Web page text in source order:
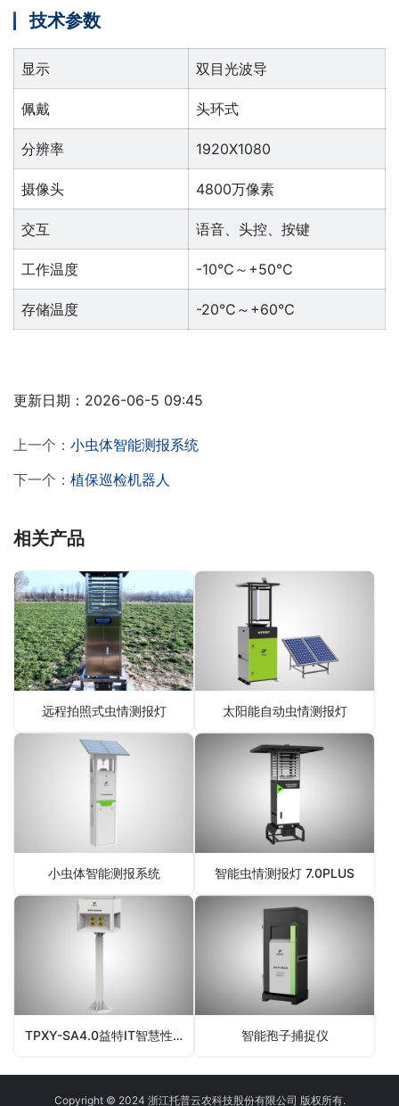
技术参数
显示 双目光波导
佩戴 头环式
分辨率 1920X1080
摄像头 4800万像素
交互 语音、头控、按键
工作温度 -10℃～+50℃
存储温度 -20℃～+60℃
更新日期：2026-06-5 09:45
上一个： 小虫体智能测报系统
下一个： 植保巡检机器人
相关产品
远程拍照式虫情测报灯 太阳能自动虫情测报灯
小虫体智能测报系统 智能虫情测报灯 7.0PLUS
TPXY-SA4.0益特IT智慧性诱测报系统 智能孢子捕捉仪
Copyright © 2024 浙江托普云农科技股份有限公司 版权所有.